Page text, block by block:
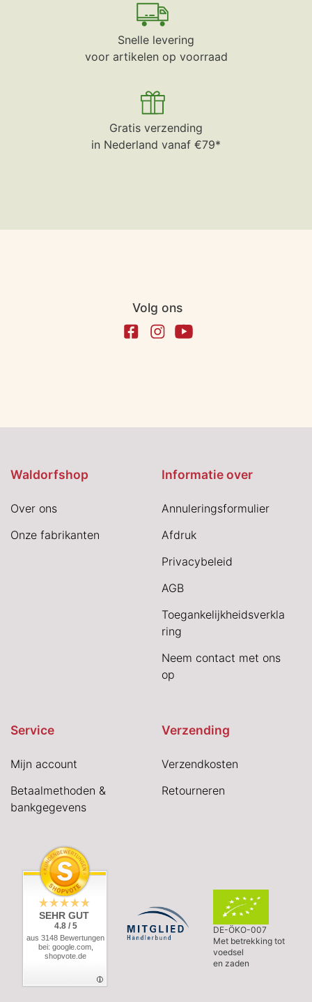
Snelle levering
voor artikelen op voorraad
Gratis verzending
in Nederland vanaf €79*
Volg ons
Waldorfshop
Over ons
Onze fabrikanten
Informatie over
Annuleringsformulier
Afdruk
Privacybeleid
AGB
Toegankelijkheidsverkla
ring
Neem contact met ons
op
Service
Mijn account
Betaalmethoden &
bankgegevens
Verzending
Verzendkosten
Retourneren
SEHR GUT
4.8 / 5
aus 3148 Bewertungen
bei: google.com,
shopvote.de
DE-ÖKO-007
Met betrekking tot
voedsel
en zaden